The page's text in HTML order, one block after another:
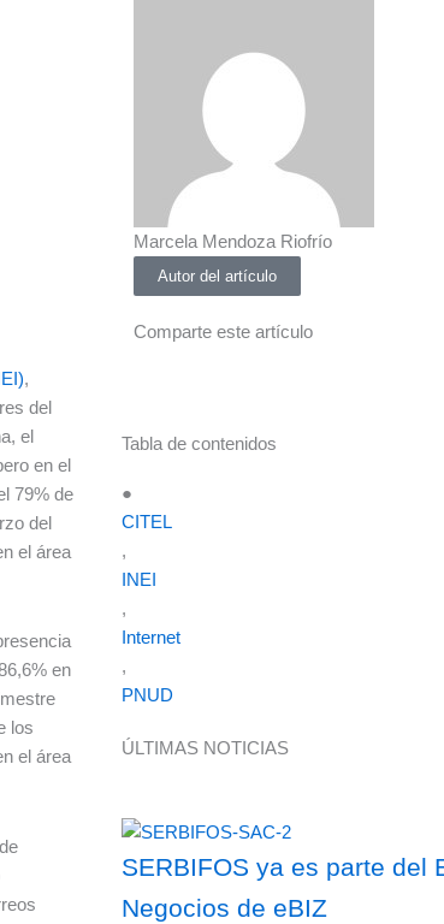
,
del
el
en el
79% de
del
el área
en
los
el área
Marcela Mendoza Riofrío
Autor del artículo
Comparte este artículo
Tabla de contenidos
●
CITEL
,
INEI
,
Internet
,
PNUD
ÚLTIMAS NOTICIAS
SERBIFOS ya es parte del
Negocios de eBIZ